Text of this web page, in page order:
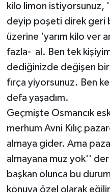
kilo limon istiyorsunuz,
deyip poşeti direk geri
üzerine 'yarım kilo ver
fazla- al. Ben tek
dediğinizde değişen bir
fırça yiyorsunuz. Ben
defa yaşadım.
Geçmişte Osmancık
merhum Avni Kılıç
almaya gider. Ama
almayana muz yok''
başkan olunca bu
konuya özel olarak